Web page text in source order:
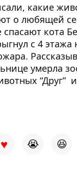
какие
о любящей
кота
с 4 этажа
умерла
“Друг”
♥ 😭 😆